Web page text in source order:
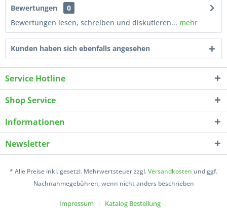
Bewertungen
0
Bewertungen lesen, schreiben und diskutieren... mehr
Kunden haben sich ebenfalls angesehen
Service Hotline
Shop Service
Informationen
Newsletter
* Alle Preise inkl. gesetzl. Mehrwertsteuer zzgl.Versandkosten und ggf.
Nachnahmegebühren, wenn nicht anders beschrieben
Impressum
Katalog Bestellung